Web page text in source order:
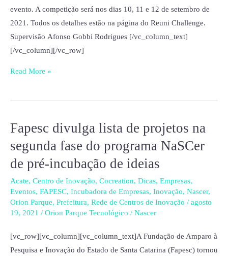
evento. A competição será nos dias 10, 11 e 12 de setembro de
2021. Todos os detalhes estão na página do Reuni Challenge.
Supervisão Afonso Gobbi Rodrigues [/vc_column_text]
[/vc_column][/vc_row]
Read More »
Fapesc divulga lista de projetos na
segunda fase do programa NaSCer
de pré-incubação de ideias
Acate, Centro de Inovação, Cocreation, Dicas, Empresas,
Eventos, FAPESC, Incubadora de Empresas, Inovação, Nascer,
Orion Parque, Prefeitura, Rede de Centros de Inovação / agosto
19, 2021 / Orion Parque Tecnológico / Nascer
[vc_row][vc_column][vc_column_text]A Fundação de Amparo à
Pesquisa e Inovação do Estado de Santa Catarina (Fapesc) tornou
Fapesc
lista
de
projetos
na
do
programa